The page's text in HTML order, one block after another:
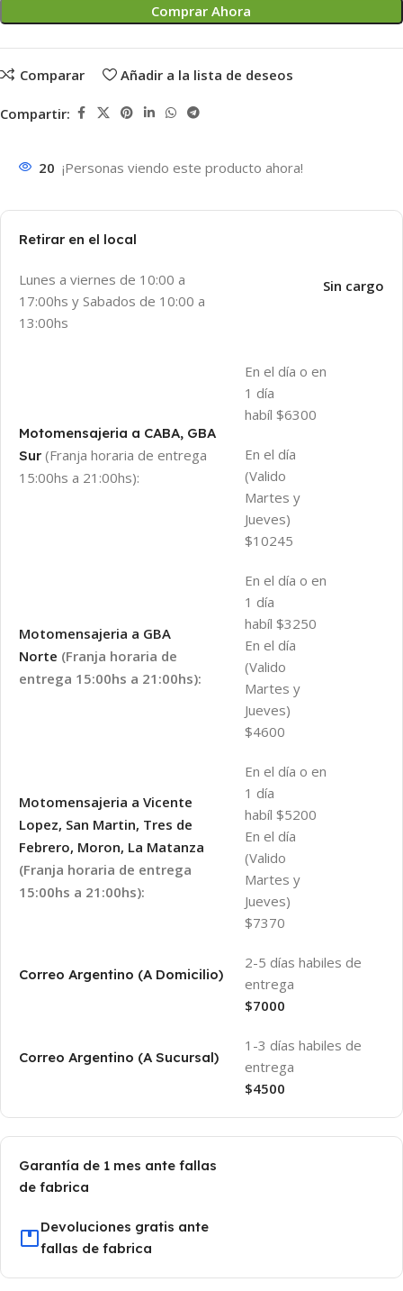
Comprar Ahora
Comparar Añadir a la lista de deseos
Compartir:
20 ¡Personas viendo este producto ahora!
Retirar en el local
Lunes a viernes de 10:00 a
17:00hs y Sabados de 10:00 a
13:00hs
Sin cargo
Motomensajeria a CABA, GBA
Sur (Franja horaria de entrega
15:00hs a 21:00hs):
En el día o en
1 día
habíl $6300
En el día
(Valido
Martes y
Jueves)
$10245
Motomensajeria a GBA
Norte (Franja horaria de
entrega 15:00hs a 21:00hs):
En el día o en
1 día
habíl $3250
En el día
(Valido
Martes y
Jueves)
$4600
Motomensajeria a Vicente
Lopez, San Martin, Tres de
Febrero, Moron, La Matanza
(Franja horaria de entrega
15:00hs a 21:00hs):
En el día o en
1 día
habíl $5200
En el día
(Valido
Martes y
Jueves)
$7370
Correo Argentino (A Domicilio)
2-5 días habiles de
entrega
$7000
Correo Argentino (A Sucursal)
1-3 días habiles de
entrega
$4500
Garantía de 1 mes ante fallas
de fabrica
Devoluciones gratis ante
fallas de fabrica